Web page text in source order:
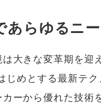
あらゆるニ
大きな変革期を迎
じめとする最新テ
ーから優れた技術